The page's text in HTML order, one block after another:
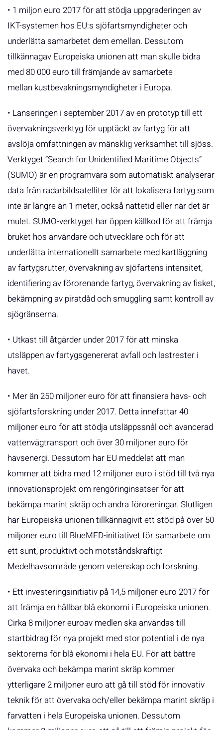
• 1 miljon euro 2017 för att stödja uppgraderingen av
IKT-systemen hos EU:s sjöfartsmyndigheter och
underlätta samarbetet dem emellan. Dessutom
tillkännagav Europeiska unionen att man skulle bidra
med 80 000 euro till främjande av samarbete
mellan kustbevakningsmyndigheter i Europa.
• Lanseringen i september 2017 av en prototyp till ett
övervakningsverktyg för upptäckt av fartyg för att
avslöja omfattningen av mänsklig verksamhet till sjöss.
Verktyget ”Search for Unidentified Maritime Objects”
(SUMO) är en programvara som automatiskt analyserar
data från radarbildsatelliter för att lokalisera fartyg som
inte är längre än 1 meter, också nattetid eller när det är
mulet. SUMO-verktyget har öppen källkod för att främja
bruket hos användare och utvecklare och för att
underlätta internationellt samarbete med kartläggning
av fartygsrutter, övervakning av sjöfartens intensitet,
identifiering av förorenande fartyg, övervakning av fisket,
bekämpning av piratdåd och smuggling samt kontroll av
sjögränserna.
• Utkast till åtgärder under 2017 för att minska
utsläppen av fartygsgenererat avfall och lastrester i
havet.
• Mer än 250 miljoner euro för att finansiera havs- och
sjöfartsforskning under 2017. Detta innefattar 40
miljoner euro för att stödja utsläppssnål och avancerad
vattenvägtransport och över 30 miljoner euro för
havsenergi. Dessutom har EU meddelat att man
kommer att bidra med 12 miljoner euro i stöd till två nya
innovationsprojekt om rengöringinsatser för att
bekämpa marint skräp och andra föroreningar. Slutligen
har Europeiska unionen tillkännagivit ett stöd på över 50
miljoner euro till BlueMED-initiativet för samarbete om
ett sunt, produktivt och motståndskraftigt
Medelhavsområde genom vetenskap och forskning.
• Ett investeringsinitiativ på 14,5 miljoner euro 2017 för
att främja en hållbar blå ekonomi i Europeiska unionen.
Cirka 8 miljoner euroav medlen ska användas till
startbidrag för nya projekt med stor potential i de nya
sektorerna för blå ekonomi i hela EU. För att bättre
övervaka och bekämpa marint skräp kommer
ytterligare 2 miljoner euro att gå till stöd för innovativ
teknik för att övervaka och/eller bekämpa marint skräp i
farvatten i hela Europeiska unionen. Dessutom